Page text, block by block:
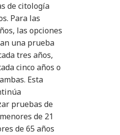
de citología
Para las
las opciones
una prueba
tres años,
cinco años o
Esta
pruebas de
de 21
de 65 años